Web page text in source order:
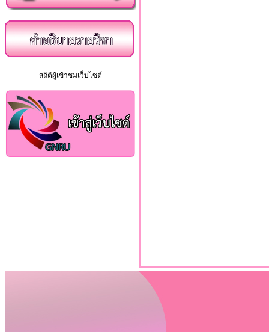
สถิติผู้เข้าชมเว็บไซต์